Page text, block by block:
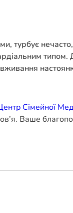
турбує
Сімейної
Ваше